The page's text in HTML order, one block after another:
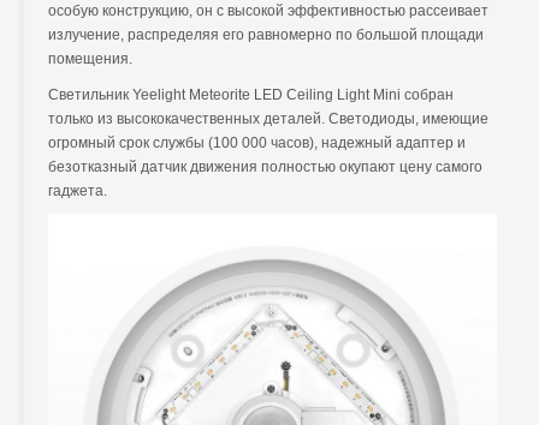
особую конструкцию, он с высокой эффективностью рассеивает
излучение, распределяя его равномерно по большой площади
помещения.
Светильник Yeelight Meteorite LED Ceiling Light Mini собран
только из высококачественных деталей. Светодиоды, имеющие
огромный срок службы (100 000 часов), надежный адаптер и
безотказный датчик движения полностью окупают цену самого
гаджета.